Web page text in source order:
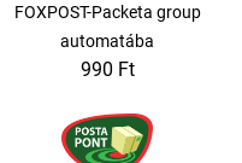
FOXPOST-Packeta group
automatába
990 Ft